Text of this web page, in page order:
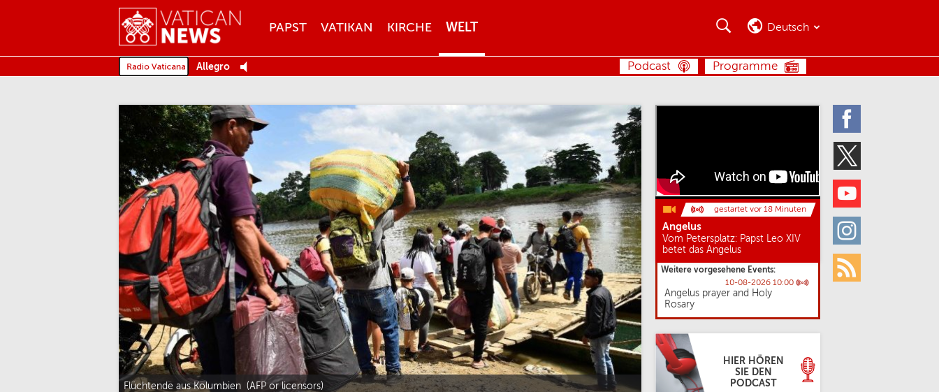
MENU
PAPST VATIKAN KIRCHE WELT
Twitter
Youtube
Instagram
Rss
SUCHE Deutsch
Allegro Programme
Podcast
Flüchtende aus Kolumbien (AFP or licensors)
gestartet vor 18 Minuten
Angelus
Vom Petersplatz: Papst Leo XIV
betet das Angelus
Weitere vorgesehene Events:
10-08-2026 10:00
Angelus prayer and Holy
Rosary
HIER HÖREN
SIE DEN
PODCAST